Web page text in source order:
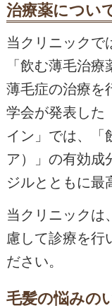
治療薬につい
当クリニックで
「飲む薄毛治
薄毛症の治療を
学会が発表した
イン」では、「
ア）」の有効成
ジルとともに最
当クリニックは
慮して診療を行
ださい。
毛髪の悩みの